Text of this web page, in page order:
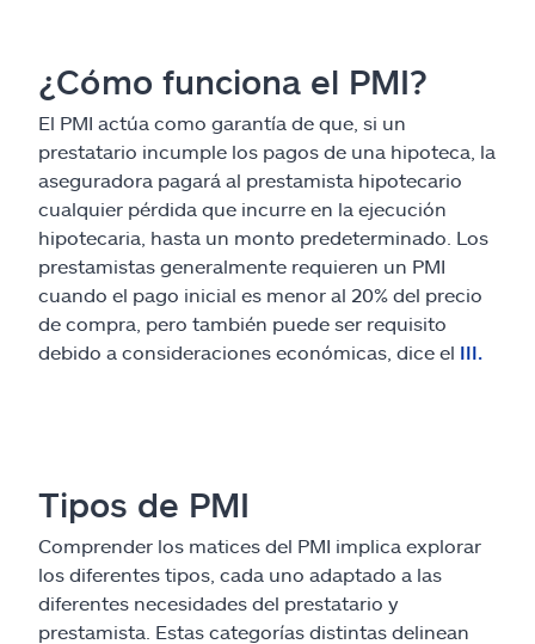
¿Cómo funciona el PMI?
El PMI actúa como garantía de que, si un
prestatario incumple los pagos de una hipoteca, la
aseguradora pagará al prestamista hipotecario
cualquier pérdida que incurre en la ejecución
hipotecaria, hasta un monto predeterminado. Los
prestamistas generalmente requieren un PMI
cuando el pago inicial es menor al 20% del precio
de compra, pero también puede ser requisito
debido a consideraciones económicas, dice el III.
Tipos de PMI
Comprender los matices del PMI implica explorar
los diferentes tipos, cada uno adaptado a las
diferentes necesidades del prestatario y
prestamista. Estas categorías distintas delinean